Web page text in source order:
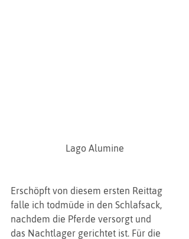
Lago Alumine
Erschöpft von diesem ersten Reittag
falle ich todmüde in den Schlafsack,
nachdem die Pferde versorgt und
das Nachtlager gerichtet ist. Für die